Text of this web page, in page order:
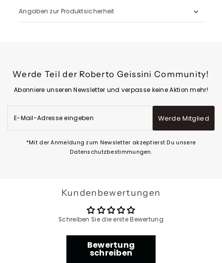
Angaben zur Produktsicherheit
Werde Teil der Roberto Geissini Community!
Abonniere unseren Newsletter und verpasse keine Aktion mehr!
Mail-
Adresse
Werde Mitglied
*Mit der Anmeldung zum Newsletter akzeptierst Du unsere
Datenschutzbestimmungen.
Kundenbewertungen
Schreiben Sie die erste Bewertung
Bewertung
schreiben